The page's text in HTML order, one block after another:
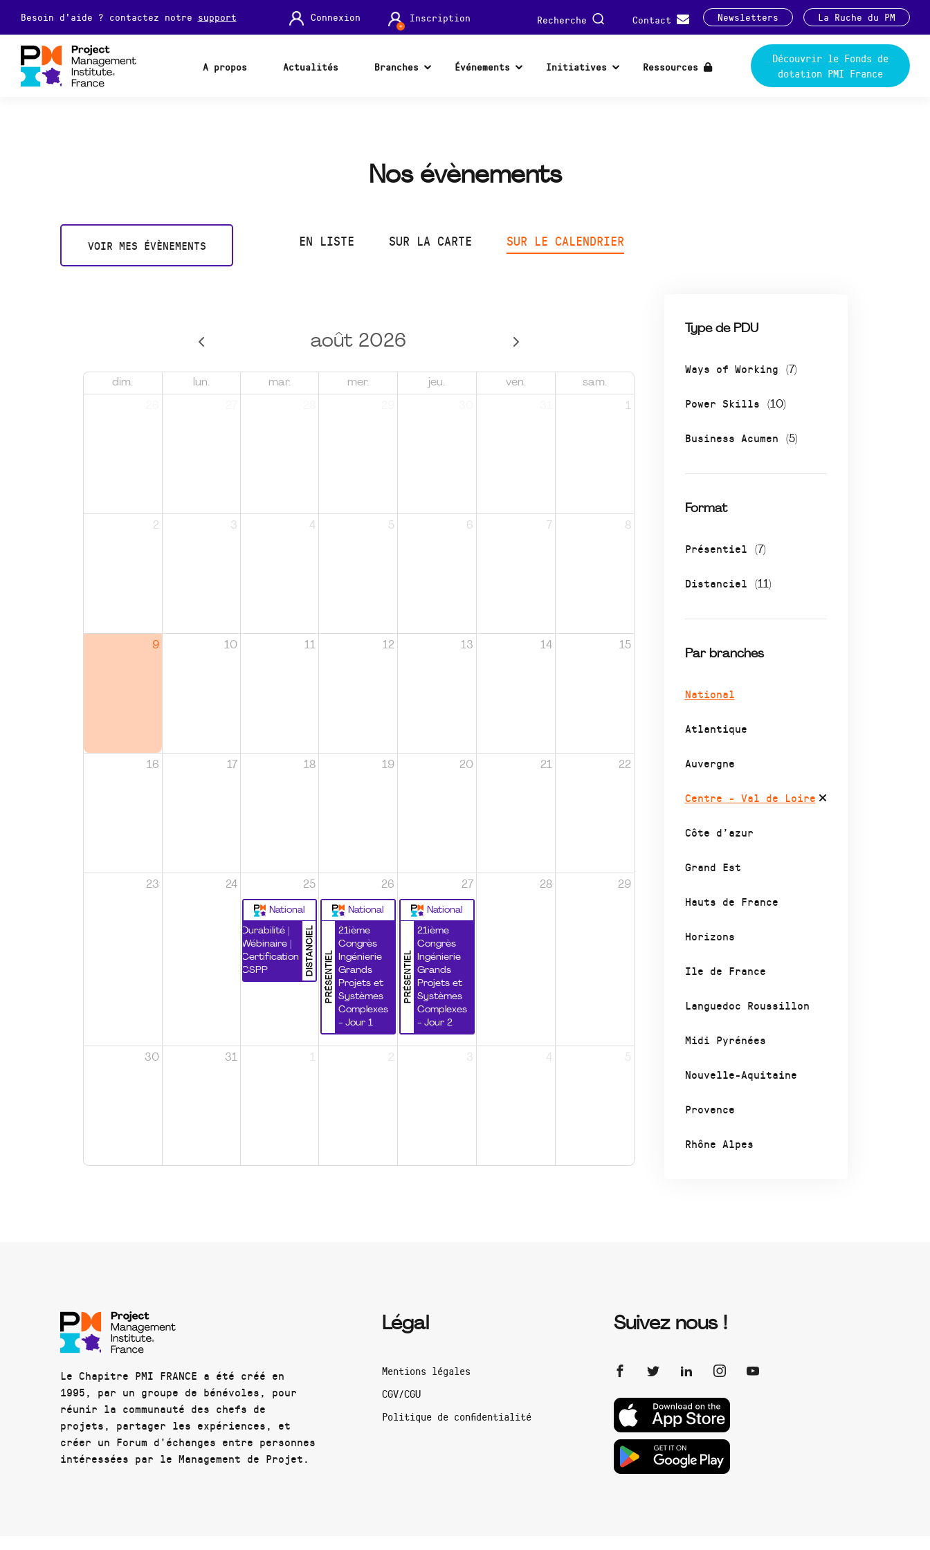
Besoin d'aide ? contactez notre support Connexion Inscription Recherche Contact Newsletters La Ruche du PM
A propos Actualités Branches Événements Initiatives Ressources
Découvrir le Fonds de
dotation PMI France
Nos évènements
VOIR MES ÉVÈNEMENTS EN LISTE SUR LA CARTE SUR LE CALENDRIER
Type de PDU
Ways of Working (7)
Power Skills (10)
Business Acumen (5)
Format
Présentiel (7)
Distanciel (11)
Par branches
National
Atlantique
Auvergne
Centre - Val de Loire
Côte d’azur
Grand Est
Hauts de France
Horizons
Ile de France
Languedoc Roussillon
Midi Pyrénées
Nouvelle-Aquitaine
Provence
Rhône Alpes
août 2026
dim. lun. mar. mer. jeu. ven. sam.
1
2 3 4 5 6 7 8
9 10 11 12 13 14 15
16 17 18 19 20 21 22
23 24 25
National
DISTANCIEL
Durabilité |
Wébinaire |
Certification
CSPP
26
National
PRÉSENTIEL
21ième
Congrès
Ingénierie
Grands
Projets et
Systèmes
Complexes
- Jour 1
27
National
PRÉSENTIEL
21ième
Congrès
Ingénierie
Grands
Projets et
Systèmes
Complexes
- Jour 2
28 29
30 31 1 2 3 4 5
Le Chapitre PMI FRANCE a été créé en
1995, par un groupe de bénévoles, pour
réunir la communauté des chefs de
projets, partager les expériences, et
créer un Forum d'échanges entre personnes
intéressées par le Management de Projet.
Légal
Mentions légales
CGV/CGU
Politique de confidentialité
Suivez nous !